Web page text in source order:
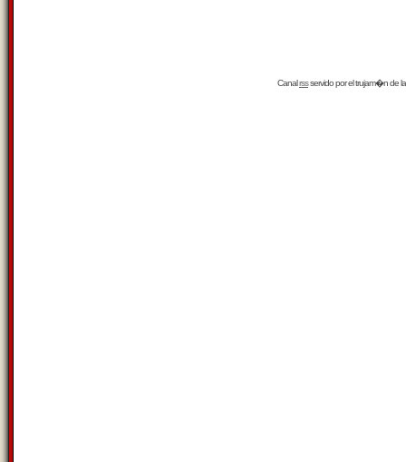
Canalrssservido por eltrujam�nde